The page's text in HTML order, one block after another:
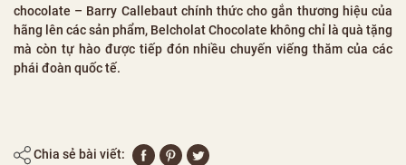
chocolate – Barry Callebaut chính thức cho gắn thương hiệu của
hãng lên các sản phẩm, Belcholat Chocolate không chỉ là quà tặng
mà còn tự hào được tiếp đón nhiều chuyến viếng thăm của các
phái đoàn quốc tế.
Chia sẻ bài viết: